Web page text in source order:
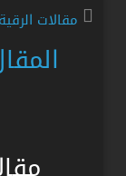
مقالات